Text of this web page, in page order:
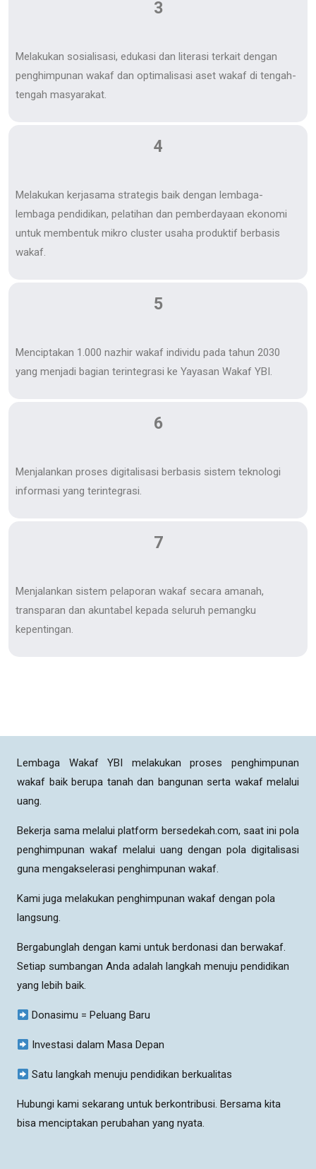
3
Melakukan sosialisasi, edukasi dan literasi terkait dengan
penghimpunan wakaf dan optimalisasi aset wakaf di tengah-
tengah masyarakat.
4
Melakukan kerjasama strategis baik dengan lembaga-
lembaga pendidikan, pelatihan dan pemberdayaan ekonomi
untuk membentuk mikro cluster usaha produktif berbasis
wakaf.
5
Menciptakan 1.000 nazhir wakaf individu pada tahun 2030
yang menjadi bagian terintegrasi ke Yayasan Wakaf YBI.
6
Menjalankan proses digitalisasi berbasis sistem teknologi
informasi yang terintegrasi.
7
Menjalankan sistem pelaporan wakaf secara amanah,
transparan dan akuntabel kepada seluruh pemangku
kepentingan.
Lembaga Wakaf YBI melakukan proses penghimpunan
wakaf baik berupa tanah dan bangunan serta wakaf melalui
uang.
Bekerja sama melalui platform bersedekah.com, saat ini pola
penghimpunan wakaf melalui uang dengan pola digitalisasi
guna mengakselerasi penghimpunan wakaf.
Kami juga melakukan penghimpunan wakaf dengan pola
langsung.
Bergabunglah dengan kami untuk berdonasi dan berwakaf.
Setiap sumbangan Anda adalah langkah menuju pendidikan
yang lebih baik.
Donasimu = Peluang Baru
Investasi dalam Masa Depan
Satu langkah menuju pendidikan berkualitas
Hubungi kami sekarang untuk berkontribusi. Bersama kita
bisa menciptakan perubahan yang nyata.